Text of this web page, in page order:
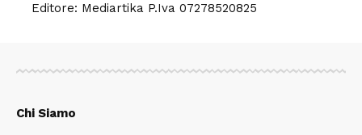
Editore: Mediartika P.Iva 07278520825
Chi Siamo